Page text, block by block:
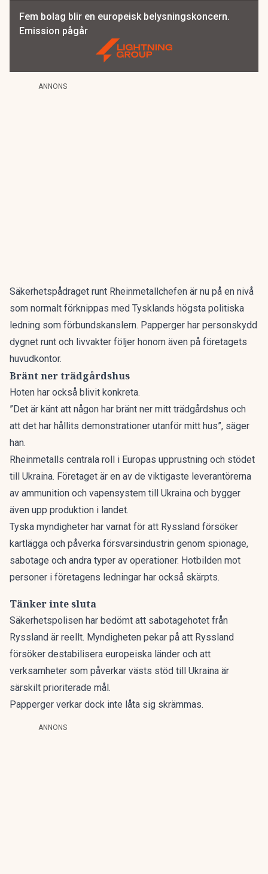
Fem bolag blir en europeisk belysningskoncern.
Emission pågår
ANNONS
Säkerhetspådraget runt Rheinmetallchefen är nu på en nivå
som normalt förknippas med Tysklands högsta politiska
ledning som förbundskanslern. Papperger har personskydd
dygnet runt och livvakter följer honom även på företagets
huvudkontor.
Bränt ner trädgårdshus
Hoten har också blivit konkreta.
”Det är känt att någon har bränt ner mitt trädgårdshus och
att det har hållits demonstrationer utanför mitt hus”, säger
han.
Rheinmetalls centrala roll i Europas upprustning och stödet
till Ukraina. Företaget är en av de viktigaste leverantörerna
av ammunition och vapensystem till Ukraina och bygger
även upp produktion i landet.
Tyska myndigheter har varnat för att Ryssland försöker
kartlägga och påverka försvarsindustrin genom spionage,
sabotage och andra typer av operationer. Hotbilden mot
personer i företagens ledningar har också skärpts.
Tänker inte sluta
Säkerhetspolisen har bedömt att sabotagehotet från
Ryssland är reellt. Myndigheten pekar på att Ryssland
försöker destabilisera europeiska länder och att
verksamheter som påverkar västs stöd till Ukraina är
särskilt prioriterade mål.
Papperger verkar dock inte låta sig skrämmas.
ANNONS